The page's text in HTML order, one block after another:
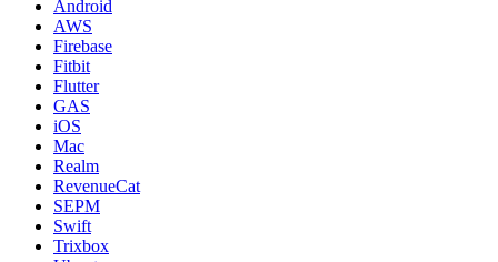
Android
AWS
Firebase
Fitbit
Flutter
GAS
iOS
Mac
Realm
RevenueCat
SEPM
Swift
Trixbox